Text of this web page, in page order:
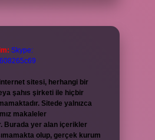
Skype:
sitesi, herhangi bir
şahıs şirketi ile hiçbir
Sitede yalnızca
makaleler
Burada yer alan içerikler
olup, gerçek kurum